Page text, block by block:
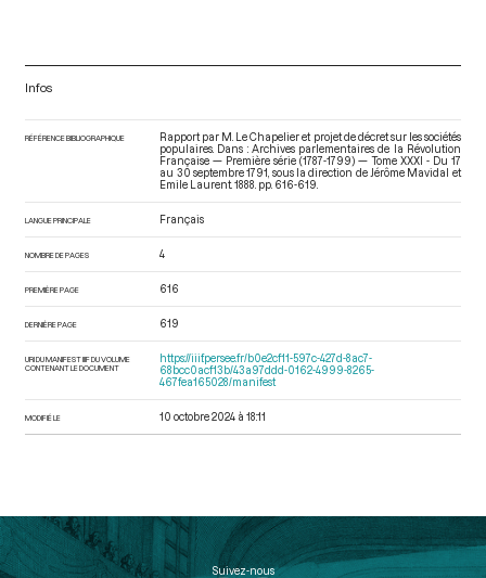
Infos
RÉFÉRENCE BIBLIOGRAPHIQUE
Rapport par M. Le Chapelier et projet de décret sur les sociétés
populaires. Dans : Archives parlementaires de la Révolution
Française — Première série (1787-1799) — Tome XXXI - Du 17
au 30 septembre 1791 , sous la direction de Jérôme Mavidal et
Emile Laurent. 1888. pp. 616-619.
LANGUE PRINCIPALE Français
NOMBRE DE PAGES 4
PREMIÈRE PAGE 616
DERNIÈRE PAGE 619
URI DU MANIFEST IIIF DU VOLUME
CONTENANT LE DOCUMENT
https://iiif.persee.fr/b0e2cf11-597c-427d-8ac7-
68bcc0acf13b/43a97ddd-0162-4999-8265-
467fea165028/manifest
MODIFIÉ LE 10 octobre 2024 à 18:11
Suivez-nous